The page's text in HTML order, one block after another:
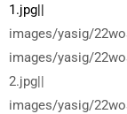
1.jpg||
images/yasig/
images/yasig/
2.jpg||
images/yasig/